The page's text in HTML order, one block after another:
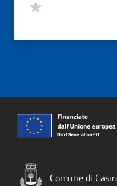
Comune di